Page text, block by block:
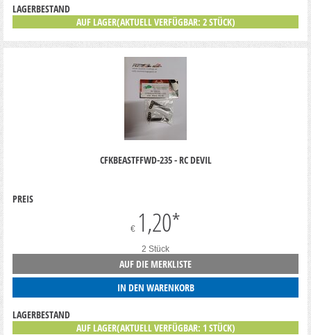
LAGERBESTAND
AUF LAGER(AKTUELL VERFÜGBAR: 2 STÜCK)
CFKBEASTFFWD-235 - RC DEVIL
PREIS
€ 1,20*
2 Stück
AUF DIE MERKLISTE
IN DEN WARENKORB
LAGERBESTAND
AUF LAGER(AKTUELL VERFÜGBAR: 1 STÜCK)